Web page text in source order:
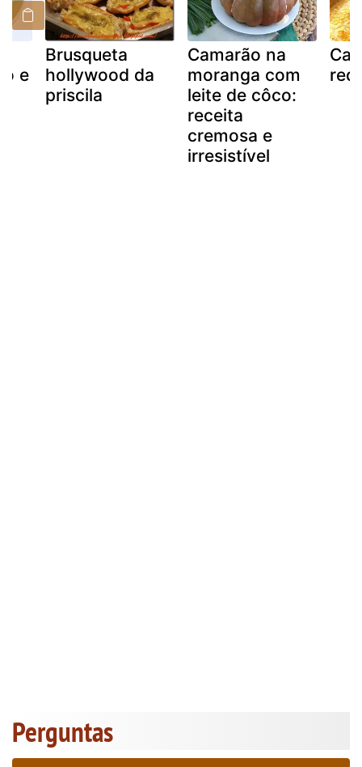
e
Brusqueta
hollywood da
priscila
Camarão na
moranga com
leite de côco:
receita
cremosa e
irresistível
Perguntas